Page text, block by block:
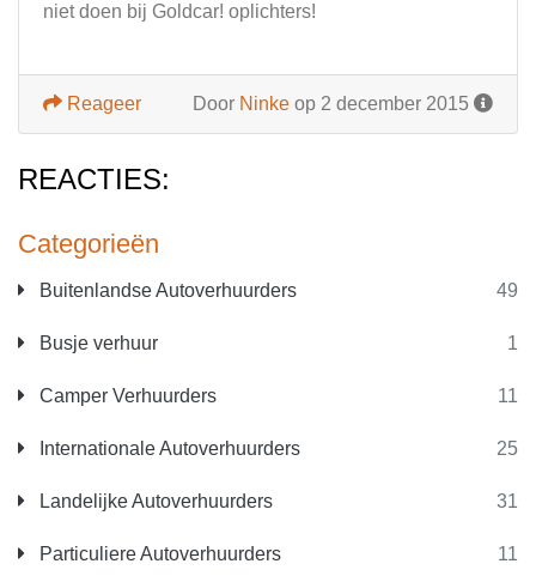
Categorieën
Buitenlandse Autoverhuurders 49
Busje verhuur 1
Camper Verhuurders 11
Internationale Autoverhuurders 25
Landelijke Autoverhuurders 31
Particuliere Autoverhuurders 11
niet doen bij Goldcar! oplichters!
Door Ninke op 2 december 2015
Reageer
REACTIES: